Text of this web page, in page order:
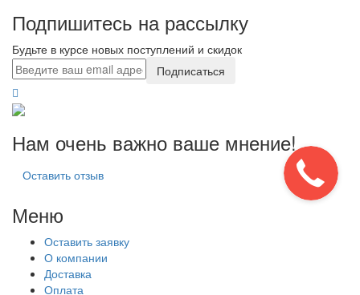
Подпишитесь на рассылку
Будьте в курсе новых поступлений и скидок
Подписаться
Нам очень важно ваше мнение!
Оставить отзыв
Меню
Оставить заявку
О компании
Доставка
Оплата